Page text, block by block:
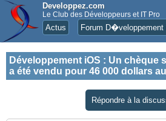
Developpez.com
Le Club des Développeurs et IT Pro
Actus Forum D�veloppement
Développement iOS : Un chèque
a été vendu pour 46 000 dollars
Répondre à la